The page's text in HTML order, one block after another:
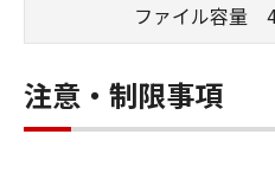
（本契約書においては
ること、またはコンピュ
ること、アクセスするこ
ことのいずれも含むも
ファイル容量
注意・制限事項